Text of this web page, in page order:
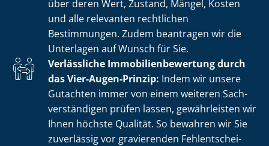
über deren Wert, Zustand, Mängel, Kosten
und alle relevanten rechtlichen
Bestimmungen. Zudem beantragen wir die
Unterlagen auf Wunsch für Sie.
Verlässliche Im­mo­bi­li­en­be­wer­tung durch
das Vier-Augen-Prinzip: Indem wir unsere
Gutachten immer von einem weiteren Sach­
ver­stän­di­gen prüfen lassen, gewährleisten wir
Ihnen höchste Qualität. So bewahren wir Sie
zuverlässig vor gravierenden Fehl­ent­schei­